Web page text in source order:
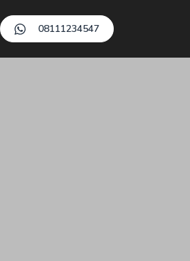
08111234547